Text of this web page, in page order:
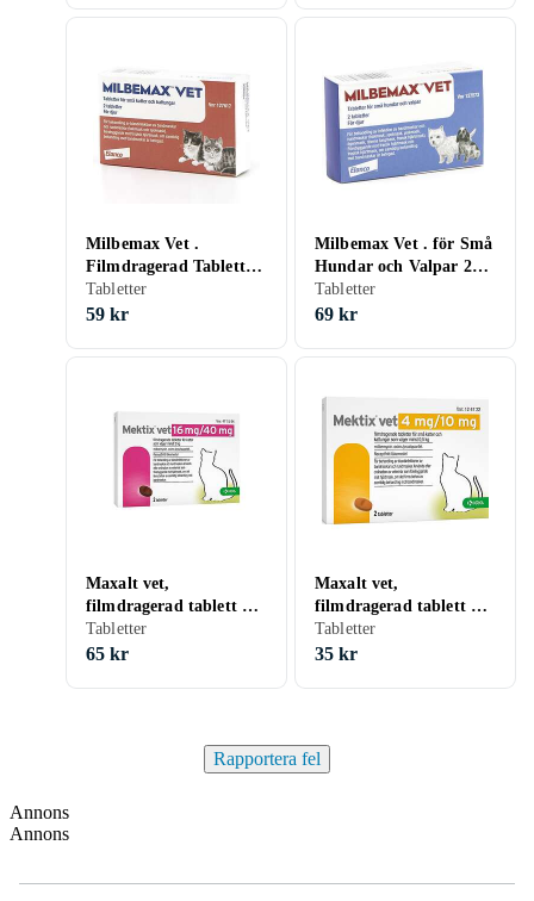
2st
Milbemax Vet .
Filmdragerad Tablett
för Små Katter och
Kattungar 2st
Tabletter
59 kr
Milbemax Vet . för Små
Hundar och Valpar 2
Tabletter
Tabletter
69 kr
Maxalt vet,
filmdragerad tablett 16
mg/40 mg 2 tablett(er)
Tabletter
65 kr
Maxalt vet,
filmdragerad tablett 4
mg/10 mg, 2 st
Tabletter
35 kr
Rapportera fel
Annons
Annons